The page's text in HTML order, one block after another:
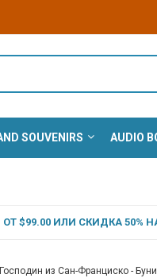
SOUVENIRS AUDIO
$99.00 ИЛИ СКИДКА 50%
Господин из Сан-Франциско -